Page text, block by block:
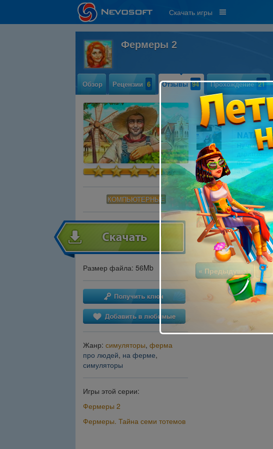
Скачать игры
Фермеры 2
Обзор Рецензии 6 Отзывы 94 Прохождение 21
КОМПЬЮТЕРНЫЕ
Размер файла: 56Mb
Жанр: симуляторы, ферма
про людей, на ферме,
симуляторы
Игры этой серии:
Фермеры 2
Фермеры. Тайна семи тотемов
NATALI
Ну что же
а именно
Стася
Новая
« Предыдущая 7